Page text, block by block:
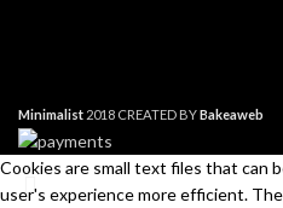
Minimalist 2018 CREATED BYBakeaweb
Cookies are small text files that can
user's experience more efficient.